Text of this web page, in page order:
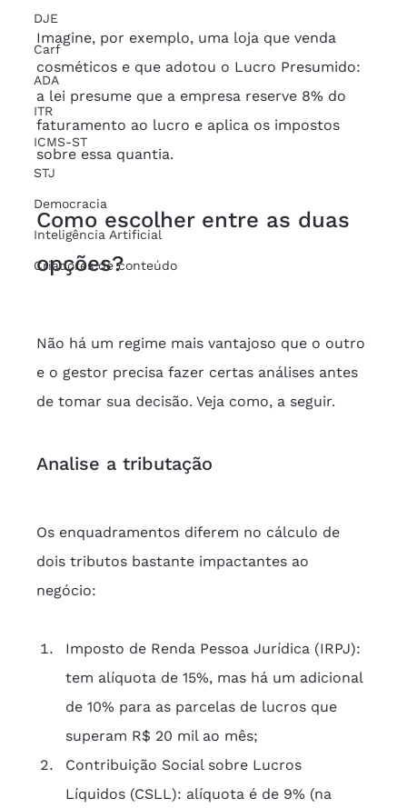
DJE
Carf
ADA
ITR
ICMS-ST
STJ
Democracia
Inteligência Artificial
Criadores de conteúdo
Imagine, por exemplo, uma loja que venda
cosméticos e que adotou o Lucro Presumido:
a lei presume que a empresa reserve 8% do
faturamento ao lucro e aplica os impostos
sobre essa quantia.
Como escolher entre as duas
opções?
Não há um regime mais vantajoso que o outro
e o gestor precisa fazer certas análises antes
de tomar sua decisão. Veja como, a seguir.
Analise a tributação
Os enquadramentos diferem no cálculo de
dois tributos bastante impactantes ao
negócio:
Imposto de Renda Pessoa Jurídica (IRPJ):
tem alíquota de 15%, mas há um adicional
de 10% para as parcelas de lucros que
superam R$ 20 mil ao mês;
Contribuição Social sobre Lucros
Líquidos (CSLL): alíquota é de 9% (na